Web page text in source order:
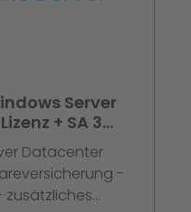
Server
+ SA 3
Datacenter
-
zusätzliches